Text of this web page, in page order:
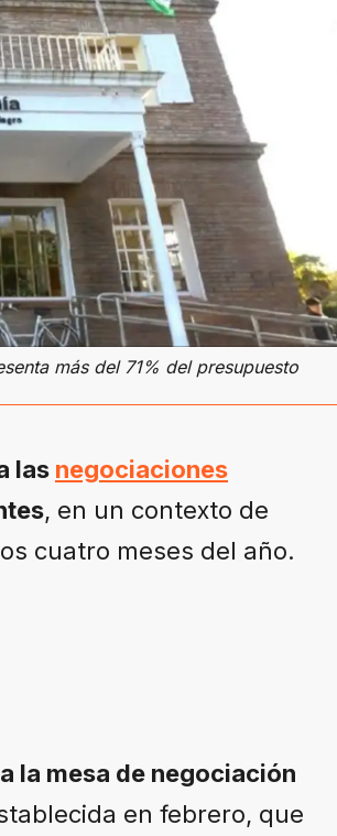
más del 71% del presupuesto
las negociaciones
, en un contexto de
cuatro meses del año.
la mesa de negociación
en febrero, que